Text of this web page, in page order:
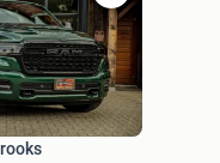
Bewaren
in
Mijn
Favorieten